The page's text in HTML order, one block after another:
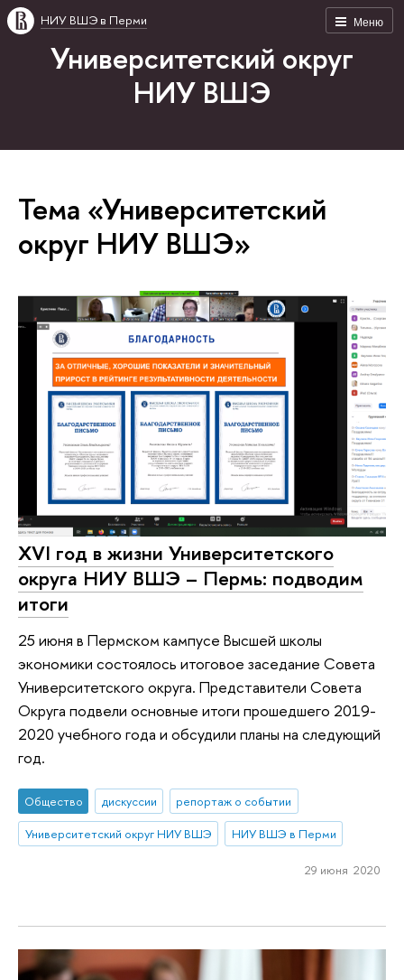
Меню
НИУ ВШЭ в Перми
Университетский округ
НИУ ВШЭ
Тема «Университетский
округ НИУ ВШЭ»
XVI год в жизни Университетского
округа НИУ ВШЭ – Пермь: подводим
итоги
25 июня в Пермском кампусе Высшей школы
экономики состоялось итоговое заседание Совета
Университетского округа. Представители Совета
Округа подвели основные итоги прошедшего 2019-
2020 учебного года и обсудили планы на следующий
год.
Общество дискуссии
репортаж о событии
Университетский округ НИУ ВШЭ
НИУ ВШЭ в Перми
29 июня 2020